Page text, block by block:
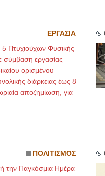
ΕΡΓΑΣΙΑ
Πτυχιούχων Φυσικής
σύμβαση εργασίας
ορισμένου
διάρκειας έως 8
αποζημίωση, για
ΠΟΛΙΤΙΣΜΟΣ
την Παγκόσμια Ημέρα